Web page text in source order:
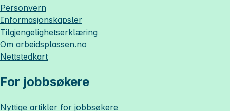
Personvern
Informasjonskapsler
Tilgjengelighetserklæring
Om arbeidsplassen.no
Nettstedkart
For jobbsøkere
Nyttige artikler for jobbsøkere